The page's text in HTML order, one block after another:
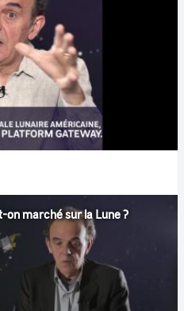
on marché sur la Lune ?